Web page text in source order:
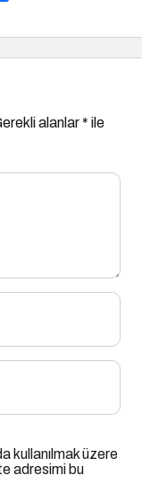
alanlar* ile
kullanılmak üzere
adresimi bu